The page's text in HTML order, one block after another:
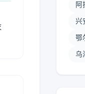
阿
兴
鄂
乌